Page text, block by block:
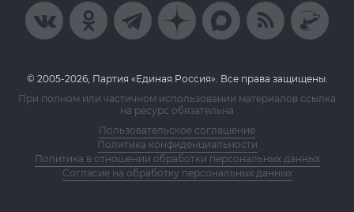
© 2005-2026, Партия «Единая Россия». Все права защищены.
При полном или частичном использовании материалов ссылка
на ресурс обязательна
Пользовательское соглашение
Политика конфиденциальности
Политика в отношении обработки персональных данных
Согласие на обработку персональных данных